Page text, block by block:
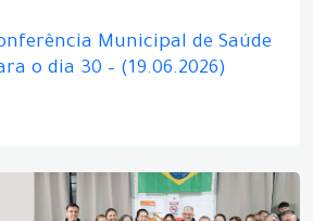
Municipal de Saúde
o dia 30 – (19.06.2026)